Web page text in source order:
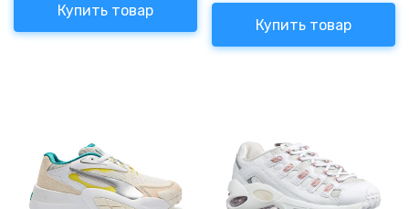
Купить товар
Купить товар